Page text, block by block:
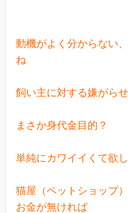
動機がよく分からない
ね
飼い主に対する嫌がら
まさか身代金目的？
単純にカワイイくて欲
猫屋（ペットショップ
お金が無ければ